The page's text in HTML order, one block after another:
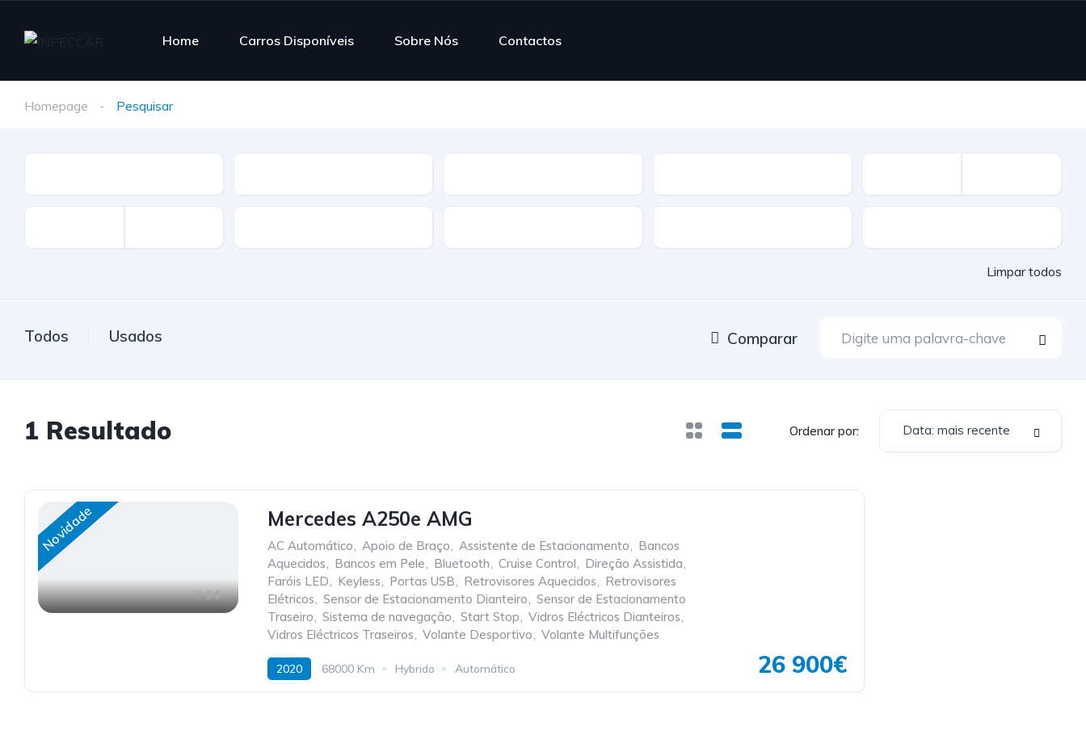
Home Carros Disponíveis Sobre Nós Contactos
Homepage Pesquisar
Limpar todos
Todos Usados Comparar
1 Resultado Ordenar por: Data: mais recente
Novidade
34
Mercedes A250e AMG
AC Automático, Apoio de Braço, Assistente de Estacionamento, Bancos
Aquecidos, Bancos em Pele, Bluetooth, Cruise Control, Direção Assistida,
Faróis LED, Keyless, Portas USB, Retrovisores Aquecidos, Retrovisores
Elétricos, Sensor de Estacionamento Dianteiro, Sensor de Estacionamento
Traseiro, Sistema de navegação, Start Stop, Vidros Eléctricos Dianteiros,
Vidros Eléctricos Traseiros, Volante Desportivo, Volante Multifunções
2020 68000 Km Hybrido Automático 26 900€